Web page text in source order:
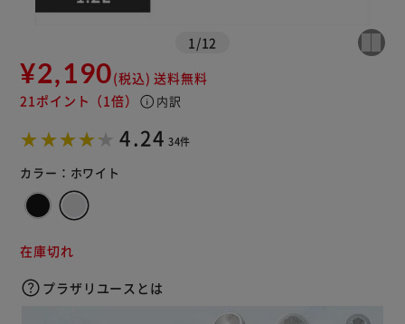
1 /12
¥2,190(税込) 送料無料
21ポイント （1倍） info 内訳
4.24 34件
カラー： ホワイト
在庫切れ
プラザリユースとは